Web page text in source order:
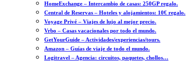
HomeExchange – Intercambio de casas: 250GP regalo.
Central de Reservas – Hoteles y alojamientos: 10€ regalo.
Voyage Privé – Viajes de lujo al mejor precio.
Vrbo – Casas vacacionales por todo el mundo.
GetYourGuide – Actividades/experiencias/tours.
Amazon – Guías de viaje de todo el mundo.
Logitravel – Agencia: circuitos, paquetes, chollos…